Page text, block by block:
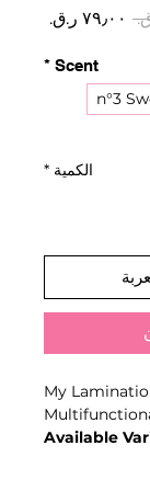
سعر
Scent
*
n°3
الكمية *
My
Available